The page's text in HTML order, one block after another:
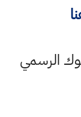
الرسمي